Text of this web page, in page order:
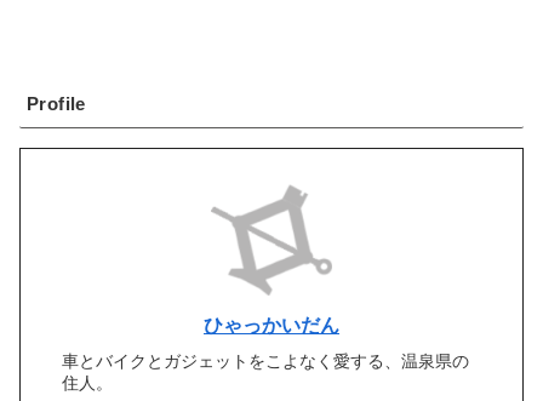
Profile
ひゃっかいだん
車とバイクとガジェットをこよなく愛する、温泉県の
住人。